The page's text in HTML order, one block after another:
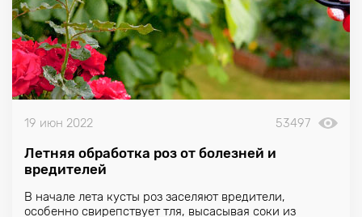
19 июн 2022 53497
Летняя обработка роз от болезней и
вредителей
В начале лета кусты роз заселяют вредители,
особенно свирепствует тля, высасывая соки из